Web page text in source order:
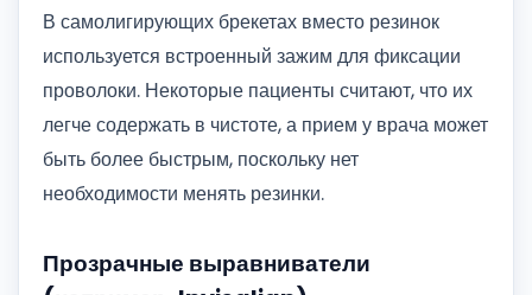
В самолигирующих брекетах вместо резинок
используется встроенный зажим для фиксации
проволоки. Некоторые пациенты считают, что их
легче содержать в чистоте, а прием у врача может
быть более быстрым, поскольку нет
необходимости менять резинки.
Прозрачные выравниватели